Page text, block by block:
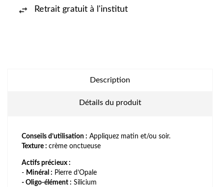
Retrait gratuit à l'institut
Description
Détails du produit
Conseils d’utilisation : Appliquez matin et/ou soir.
Texture : crème onctueuse
Actifs précieux :
- Minéral : Pierre d’Opale
- Oligo-élément : Silicium